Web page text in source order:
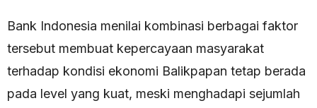
Bank Indonesia menilai kombinasi berbagai faktor
tersebut membuat kepercayaan masyarakat
terhadap kondisi ekonomi Balikpapan tetap berada
pada level yang kuat, meski menghadapi sejumlah